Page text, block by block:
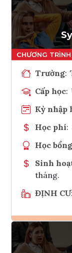
Trường:
Cấp học:
Kỳ nhập
Học phí:
Học bổng
Sinh
tháng.
ĐỊNH CƯ: